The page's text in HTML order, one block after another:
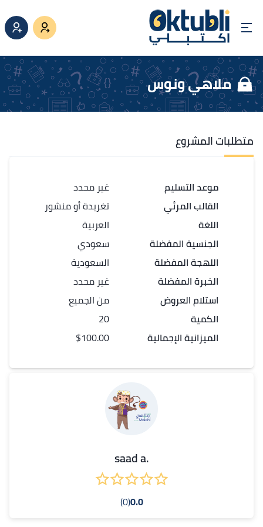
ملاهي ونوس
متطلبات المشروع
موعد التسليم
القالب المرئي
اللغة
الجنسية المفضلة
اللهجة المفضلة
الخبرة المفضلة
استلام العروض
الكمية
الميزانية الإجمالية
غير محدد
تغريدة أو منشور
العربية
سعودي
السعودية
غير محدد
من الجميع
20
$100.00
.saad a
0.0
(0)